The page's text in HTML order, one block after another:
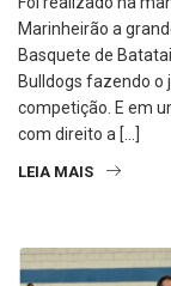
Foi realizado na
Marinheirão a
Basquete de
Bulldogs fazendo o
competição. E em
com direito a […]
LEIA MAIS